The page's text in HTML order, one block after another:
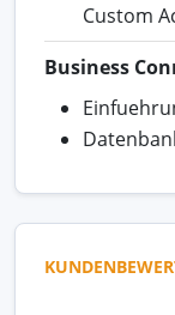
Custom
Business